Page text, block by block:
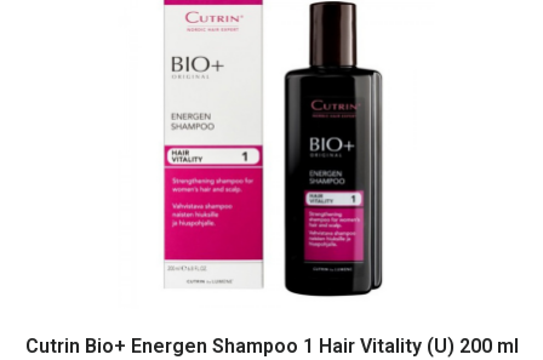
Cutrin Bio+ Energen Shampoo 1 Hair Vitality (U) 200 ml